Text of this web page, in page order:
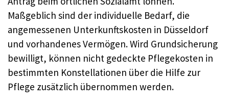
Maßgeblich sind der individuelle Bedarf, die
angemessenen Unterkunftskosten in Düsseldorf
und vorhandenes Vermögen. Wird Grundsicherung
bewilligt, können nicht gedeckte Pflegekosten in
bestimmten Konstellationen über die Hilfe zur
Pflege zusätzlich übernommen werden.